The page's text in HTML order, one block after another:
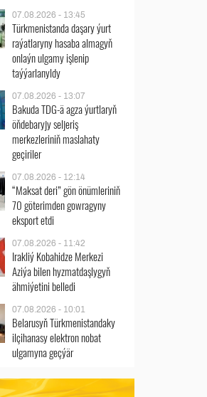
07.08.2026 - 13:45
Türkmenistanda daşary ýurt
raýatlaryny hasaba almagyň
onlaýn ulgamy işlenip
taýýarlanyldy
07.08.2026 - 13:07
Bakuda TDG-ä agza ýurtlaryň
öňdebaryjy seljeriş
merkezleriniň maslahaty
geçiriler
07.08.2026 - 12:14
“Maksat deri” gön önümleriniň
70 göterimden gowragyny
eksport etdi
07.08.2026 - 11:42
Irakliý Kobahidze Merkezi
Aziýa bilen hyzmatdaşlygyň
ähmiýetini belledi
07.08.2026 - 10:01
Belarusyň Türkmenistandaky
ilçihanasy elektron nobat
ulgamyna geçýär